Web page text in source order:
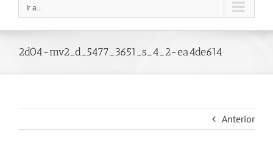
Ir a...
2d04-mv2_d_5477_3651_s_4_2-ea4de614
Anterior